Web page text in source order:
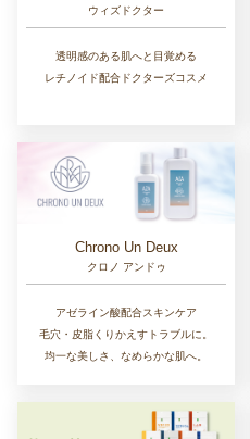
ウィズドクター
透明感のある肌へと目覚める
レチノイド配合ドクターズコスメ
Chrono Un Deux
クロノ アンドゥ
アゼライン酸配合スキンケア
毛穴・皮脂くりかえすトラブルに。
均一な美しさ、なめらかな肌へ。